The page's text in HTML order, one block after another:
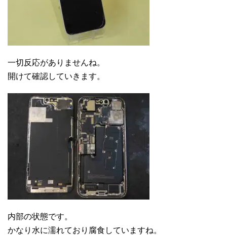
一切反応がありませんね。
開けて確認していきます。
内部の状態です。
かなり水に濡れており腐食していますね。